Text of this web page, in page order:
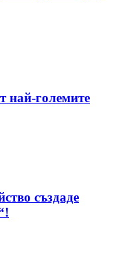
най-големите
създаде